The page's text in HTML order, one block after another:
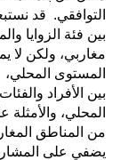
التوافقي. قد
بين فئة الزوايا
مغاربي، ولكن لا
المستوى المحلي،
بين الأفراد
المحلي،
من المناطق
يضفي على